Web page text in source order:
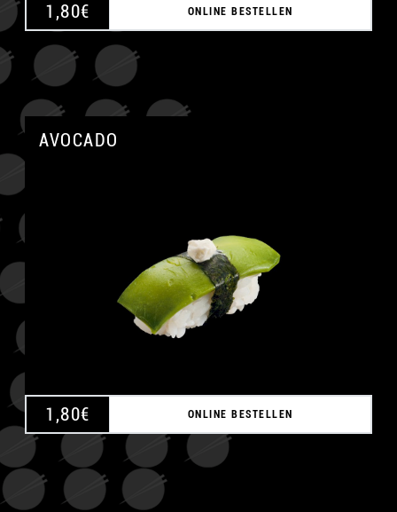
1,80€ ONLINE BESTELLEN
AVOCADO
1,80€ ONLINE BESTELLEN